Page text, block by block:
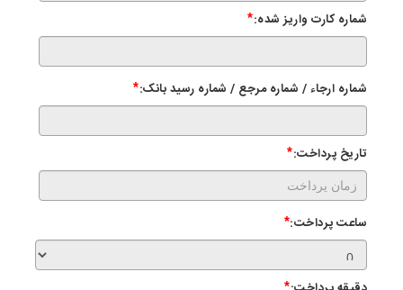
شماره کارت واریز شده:*
شماره ارجاء / شماره مرجع / شماره رسید بانک:*
تاریخ پرداخت:*
ساعت پرداخت:*
*